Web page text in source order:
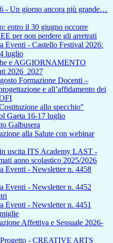
- Un giorno ancora più grande…
entro il 30 giugno occorre
per non perdere gli arretrati
Eventi - Castello Festival 2026:
luglio
e AGGIORNAMENTO
2026_2027
Formazione Docenti –
e all’affidamento dei
allo specchio"
Gaeta 16-17 luglio
Galbusera
alla Salute con webinar
uscita ITS Academy LAST -
anno scolastico 2025/2026
Eventi - Newsletter n. 4458
Eventi - Newsletter n. 4452
Eventi - Newsletter n. 4451
Affettiva e Sessuale 2026-
Progetto - CREATIVE ARTS